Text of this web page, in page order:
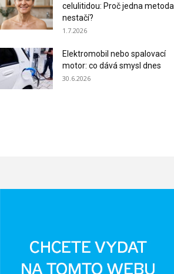
celulitidou: Proč jedna metoda
nestačí?
1.7.2026
Elektromobil nebo spalovací
motor: co dává smysl dnes
30.6.2026